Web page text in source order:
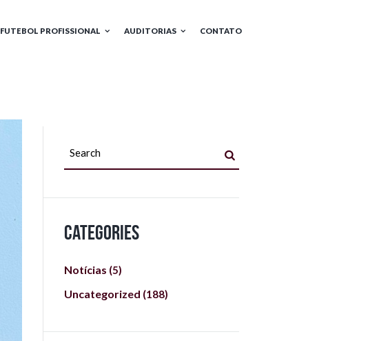
FUTEBOL PROFISSIONAL AUDITORIAS CONTATO
Categories
Notícias (5)
Uncategorized (188)